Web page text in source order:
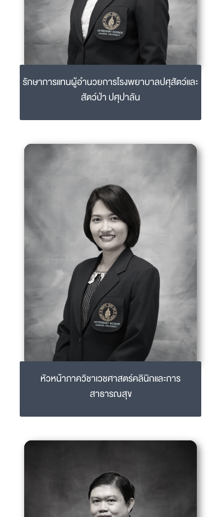
รศ.ดร.สพ.ญ.สุกัญญา มณีอินทร์
sukanya.man@mahidol.ac.th
02-441-5242-4 ext 2216
รักษาการแทนผู้อำนวยการโรงพยาบาลปศุสัตว์และ
สัตว์ป่า ปศุปาลัน
ผศ.ดร.สพ.ญ.พจนา วรรธนะนิตย์
podjana.wat@mahidol.ac.th
หัวหน้าภาควิชาเวชศาสตร์คลินิกและการ
สาธารณสุข